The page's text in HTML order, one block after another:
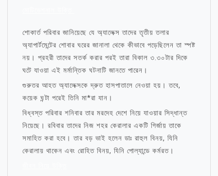
শোকার্ত পরিবার জানিয়েছে যে অ্যালেক্স তাদের তৃতীয় তলার
অ্যাপার্টমেন্টের শোবার ঘরের জানালা থেকে কীভাবে পড়েছিলেন তা স্পষ্ট
নয়। প্রহরী তাদের সতর্ক করার পরই তারা বিকাল ৩.৩০টার দিকে
ঘটে যাওয়া এই মর্মান্তিক ঘটনাটি জানতে পারেন।
গুরুতর আহত অ্যালেক্সকে দ্রুত হাসপাতালে নেওয়া হয়। তবে,
কয়েক ঘন্টা পরেই তিনি মা*রা যান।
বিধ্বস্ত পরিবার শনিবার তার মরদেহ দেশে নিয়ে যাওয়ার সিদ্ধান্ত
নিয়েছে। রবিবার তাদের নিজ শহর কেরালার একটি গির্জায় তাকে
সমাহিত করা হবে। তার বড় ভাই হলেন ডাঃ রাহুল বিনয়, যিনি
কেরালায় থাকেন এবং রোহিত বিনয়, যিনি পোল্যান্ডে কর্মরত।